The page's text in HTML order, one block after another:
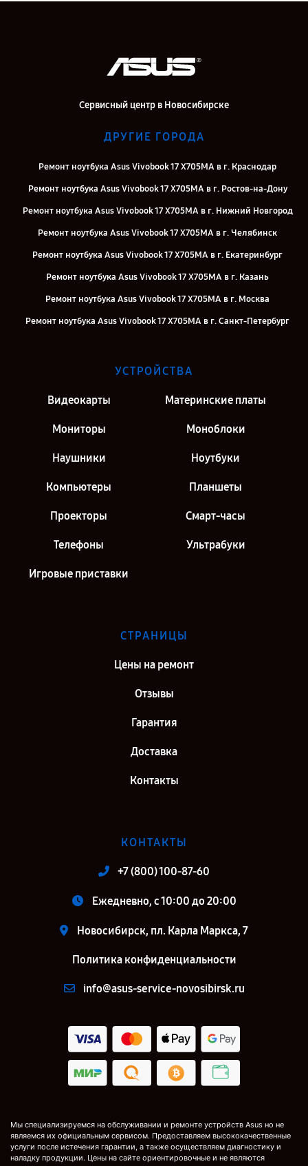
Сервисный центр в Новосибирске
ДРУГИЕ ГОРОДА
Ремонт ноутбука Asus Vivobook 17 X705MA в г. Краснодар
Ремонт ноутбука Asus Vivobook 17 X705MA в г. Ростов-на-Дону
Ремонт ноутбука Asus Vivobook 17 X705MA в г. Нижний Новгород
Ремонт ноутбука Asus Vivobook 17 X705MA в г. Челябинск
Ремонт ноутбука Asus Vivobook 17 X705MA в г. Екатеринбург
Ремонт ноутбука Asus Vivobook 17 X705MA в г. Казань
Ремонт ноутбука Asus Vivobook 17 X705MA в г. Москва
Ремонт ноутбука Asus Vivobook 17 X705MA в г. Санкт-Петербург
УСТРОЙСТВА
Видеокарты Материнские платы
Мониторы Моноблоки
Наушники Ноутбуки
Компьютеры Планшеты
Проекторы Смарт-часы
Телефоны Ультрабуки
Игровые приставки
СТРАНИЦЫ
Цены на ремонт
Отзывы
Гарантия
Доставка
Контакты
КОНТАКТЫ
+7 (800) 100-87-60
Ежедневно, с 10:00 до 20:00
Новосибирск, пл. Карла Маркса, 7
Политика конфиденциальности
info@asus-service-novosibirsk.ru
Мы специализируемся на обслуживании и ремонте устройств Asus но не
являемся их официальным сервисом. Предоставляем высококачественные
услуги после истечения гарантии, а также осуществляем диагностику и
наладку продукции. Цены на сайте ориентировочные и не являются